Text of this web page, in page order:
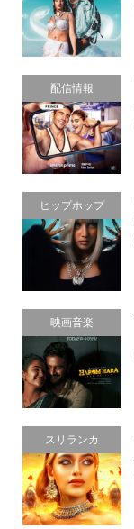
配信情報
ヒップホップ
映画音楽
スリランカ